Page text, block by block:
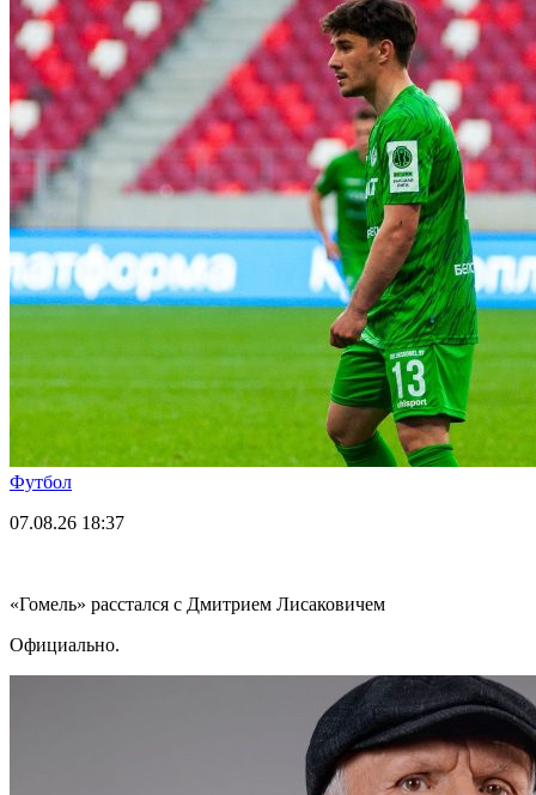
Футбол
07.08.26 18:37
«Гомель» расстался с Дмитрием Лисаковичем
Официально.